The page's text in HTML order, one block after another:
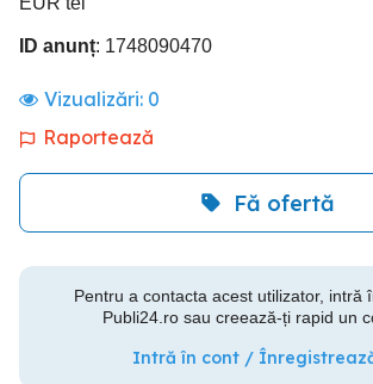
ID anunț: 1748090470
Vizualizări: 0
Raportează
Fă ofertă
Pentru a contacta acest utilizator, intră
Publi24.ro sau creează-ți rapid un
Intră în cont /